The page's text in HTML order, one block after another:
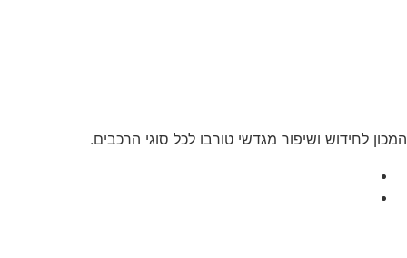
לחידוש ושיפור מגדשי טורבו לכל סוגי הרכבים.